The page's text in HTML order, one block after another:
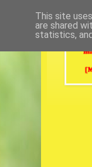
This site
are shared
statistics,